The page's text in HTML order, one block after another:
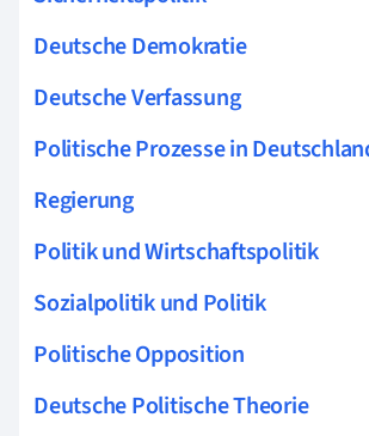
Deutsche Demokratie
Deutsche Verfassung
Politische Prozesse in
Regierung
Politik und Wirtschaftspolitik
Sozialpolitik und Politik
Politische Opposition
Deutsche Politische Theorie